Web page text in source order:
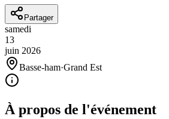
Partager
samedi
13
juin 2026
Basse-ham·Grand Est
À propos de l'événement